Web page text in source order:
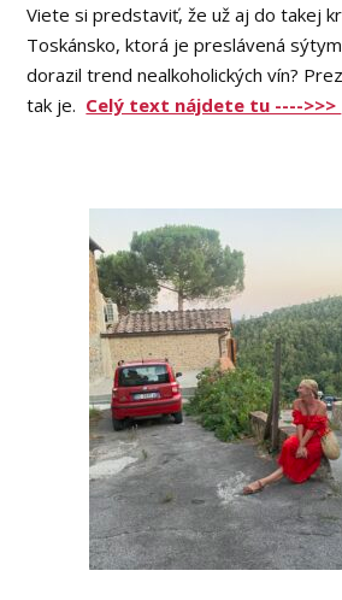
Viete si predstaviť, že už aj do takej
Toskánsko, ktorá je preslávená
dorazil trend nealkoholických vín?
tak je. Celý text nájdete tu ---->>>